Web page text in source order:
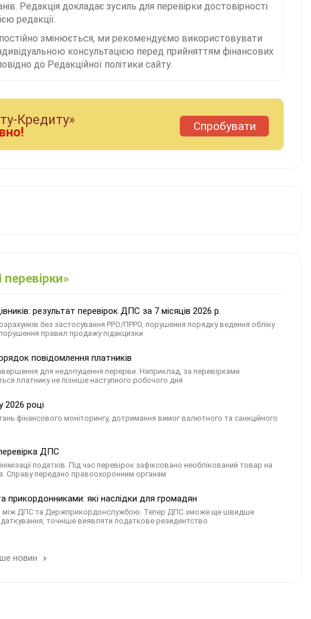
Редакція докладає зусиль для перевірки достовірності
редакції.
змінюється, ми рекомендуємо використовувати
консультацією перед прийняттям фінансових
до Редакційної політики сайту.
Кредиту»
Спробувати
результат перевірок ДПС за 7 місяців 2026 р.
без застосування РРО/ПРРО, порушення порядку ведення обліку
правил продажу підакцизки
повідомлення платників
для недопущення перерви. Наприклад, за перевірками
платнику не пізніше наступного робочого дня
2026 році
фінансового моніторингу, дотримання вимог валютного та санкційного
ДПС
податків. Під час перевірок зафіксовано необлікований товар на
Справу передано правоохоронним органам
які наслідки для громадян
між ДПС та Держприкордонслужбою. Тепер ДПС зможе ще швидше
точніше виявляти податкове резидентство
новин